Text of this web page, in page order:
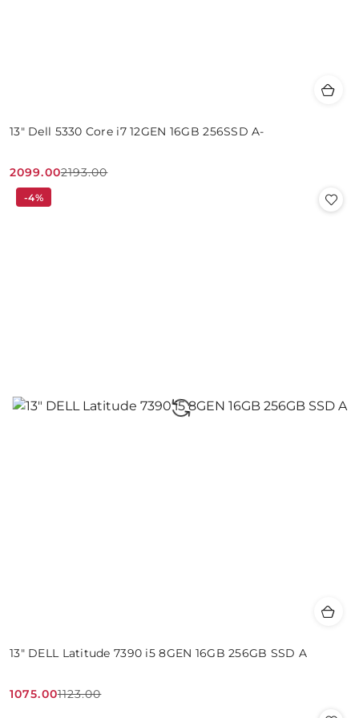
13" Dell 5330 Core i7 12GEN 16GB 256SSD A-
Cena
promocyjna:
2099.00
Cena
przed
2193.00
13" DELL Latitude 7390 i5 8GEN 16GB 256GB SSD A
Cena
1075.00
Cena
1123.00
-4%